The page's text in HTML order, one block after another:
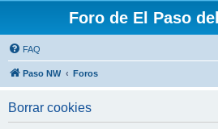
Foro de El Paso
FAQ
Paso NW Foros
Borrar cookies